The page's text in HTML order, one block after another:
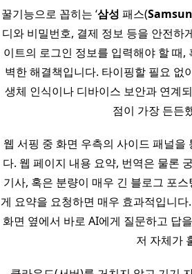
꿀기능으로 꼽히는 ‘삼성 패스(
디와 비밀번호, 결제 정보 등을 안전하
이트의 로그인 정보를 입력해야 할 때
벽한 해결책입니다. 타이핑할 필요 없
생체 인식이나 디바이스 보안과 연계
점이 가장 든든
웹 서핑 중 화면 우측의 사이드 패널
다. 웹 페이지 내용 요약, 번역은 물론
기사, 혹은 분량이 매우 긴 블로그 포
게 요약을 요청하면 매우 효과적입니
화면 옆에서 바로 AI에게 질문하고 답
저 자체가